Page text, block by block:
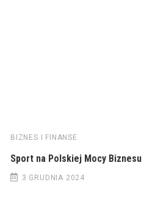
BIZNES I FINANSE
Sport na Polskiej Mocy
3 GRUDNIA 2024